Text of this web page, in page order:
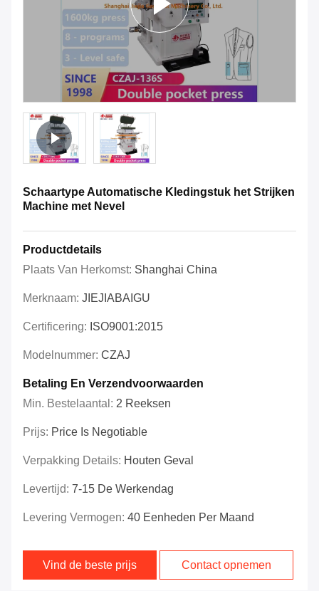
Schaartype Automatische Kledingstuk het Strijken
Machine met Nevel
Productdetails
Plaats Van Herkomst: Shanghai China
Merknaam: JIEJIABAIGU
Certificering: ISO9001:2015
Modelnummer: CZAJ
Betaling En Verzendvoorwaarden
Min. Bestelaantal: 2 Reeksen
Prijs: Price Is Negotiable
Verpakking Details: Houten Geval
Levertijd: 7-15 De Werkendag
Levering Vermogen: 40 Eenheden Per Maand
Vind de beste prijs Contact opnemen